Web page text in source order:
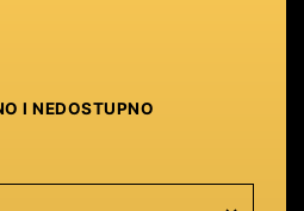
I NEDOSTUPNO